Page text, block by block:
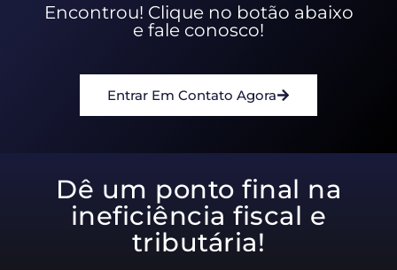
Encontrou! Clique no botão abaixo
e fale conosco!
Entrar Em Contato Agora
Dê um ponto final na
ineficiência fiscal e
tributária!